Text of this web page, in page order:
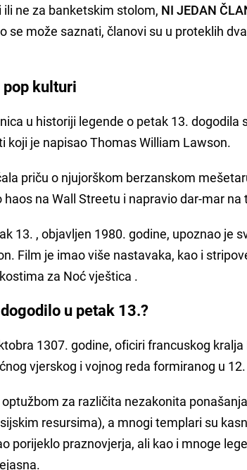
ne za banketskim stolom, NI JEDAN
se može saznati, članovi su u proteklih
kulturi
u historiji legende o petak 13.
koji je napisao Thomas William Lawson.
priču o njujorškom berzanskom
haos na Wall Streetu i napravio dar-mar na
13. , objavljen 1980. godine, upoznao je
Film je imao više nastavaka, kao i
za Noć vještica .
u petak 13.?
1307. godine, oficiri francuskog kralja
vjerskog i vojnog reda formiranog u
za različita nezakonita
resursima), a mnogi templari su
porijeklo praznovjerja, ali kao i mnoge